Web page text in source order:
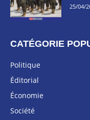
25/04/
CATÉGORIE
Politique
Éditorial
Économie
Société